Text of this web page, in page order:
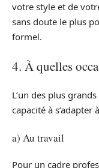
votre style et de
sans doute le plus
formel.
4. À quelles
L’un des plus
capacité à
a) Au travail
Pour un cadre